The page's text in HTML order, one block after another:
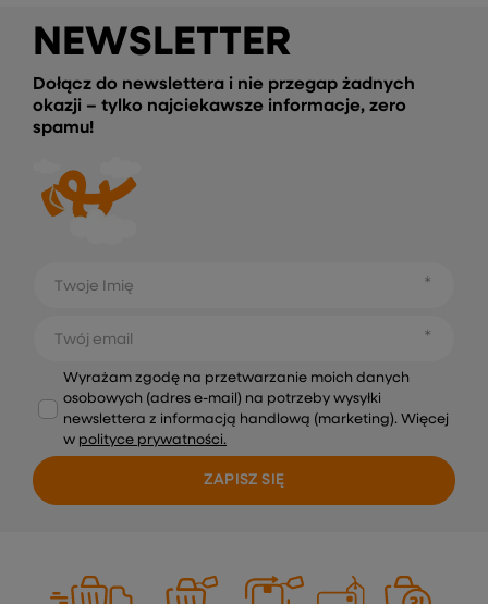
NEWSLETTER
Dołącz do newslettera i nie przegap żadnych
okazji – tylko najciekawsze informacje, zero
spamu!
Twoje Imię
Twój email
Wyrażam zgodę na przetwarzanie moich danych
osobowych (adres e-mail) na potrzeby wysyłki
newslettera z informacją handlową (marketing). Więcej
w polityce prywatności.
ZAPISZ SIĘ